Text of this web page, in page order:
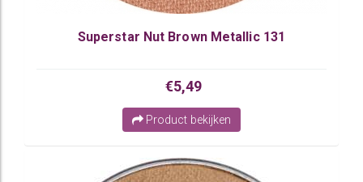
Superstar Nut Brown Metallic 131
€5,49
Product bekijken